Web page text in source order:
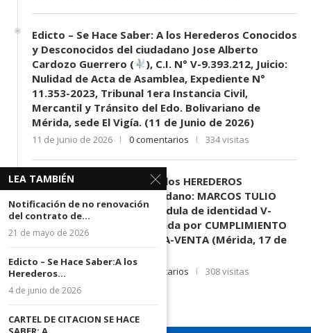
Edicto – Se Hace Saber: A los Herederos Conocidos
y Desconocidos del ciudadano Jose Alberto
Cardozo Guerrero (
), C.I. N° V-9.393.212, Juicio:
Nulidad de Acta de Asamblea, Expediente N°
11.353-2023, Tribunal 1era Instancia Civil,
Mercantil y Tránsito del Edo. Bolivariano de
Mérida, sede El Vigía. (11 de Junio de 2026)
11 de junio de 2026 0 comentarios 334 visitas
EDICTO SE HACE SABER: A los HEREDEROS
DESCONOCIDOS del ciudadano: MARCOS TULIO
MORENO HERRERA, (
) cédula de identidad V-
3.003.963, Parte demandada por CUMPLIMIENTO
DE CONTRATO DE COMPRA-VENTA (Mérida, 17 de
17 de junio de 2026 0 comentarios 308 visitas
LEA TAMBIÉN
Notificación de no renovación
del contrato de...
21 de mayo de 2026
Edicto – Se Hace Saber:A los
Herederos...
4 de junio de 2026
CARTEL DE CITACION SE HACE